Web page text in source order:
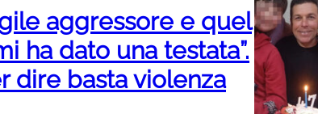
aggressore e quel
ha dato una testata”.
dire basta violenza